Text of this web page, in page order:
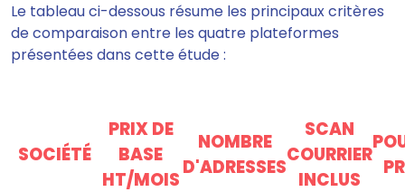
Le tableau ci-dessous résume les principaux critères
de comparaison entre les quatre plateformes
présentées dans cette étude :
SOCIÉTÉ
PRIX DE
BASE
HT/MOIS
NOMBRE
D'ADRESSES
SCAN
COURRIER
INCLUS